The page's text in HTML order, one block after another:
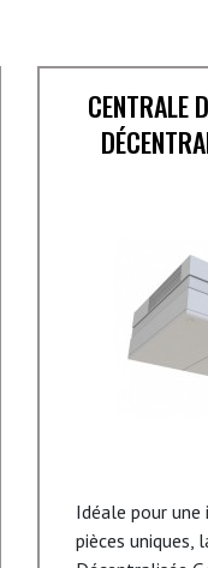
CENTRALE
Idéale pour
pièces uniques,